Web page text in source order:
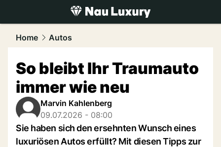
luxury.NAU.ch
Home Autos
So bleibt Ihr Traumauto
immer wie neu
Marvin Kahlenberg
09.07.2026 - 08:00
Sie haben sich den ersehnten Wunsch eines
luxuriösen Autos erfüllt? Mit diesen Tipps zur